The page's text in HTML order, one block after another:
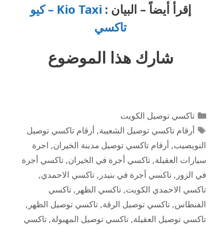
إقرأ أيضاً – البيان :
Kio Taxi – كيو
تاكسي
شارك هذا الموضوع
تاكسي توصيل الكويت
أرقام تاكسي توصيل الشعيبة, أرقام تاكسي توصيل
النويصيب, أرقام تاكسي توصيل مدينة الخيران, اجرة
سيارات العقيلة, تاكسي أجرة في الخيران, تاكسي أجرة
في الزور , تاكسي أجرة في بنيدر , تاكسي الاحمدي,
تاكسي الاحمدي الكويت, تاكسي الظهر , تاكسي
الفنطاس, تاكسي توصيل الرقة, تاكسي توصيل الظهر ,
تاكسي توصيل العقيلة, تاكسي توصيل المهبولة, تاكسي